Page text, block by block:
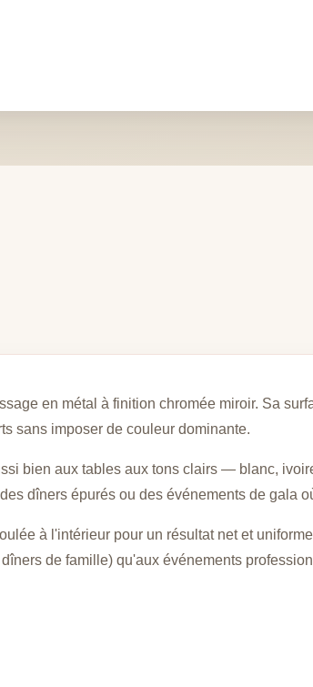
en métal à finition chromée miroir. Sa
sans imposer de couleur dominante.
bien aux tables aux tons clairs — blanc,
dîners épurés ou des événements de gala
à l'intérieur pour un résultat net et
de famille) qu'aux événements